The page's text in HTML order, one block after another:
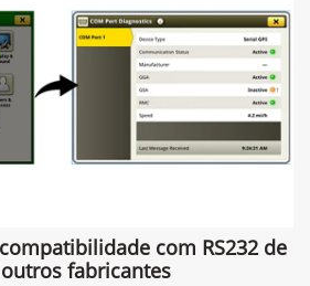
com RS232 de
fabricantes